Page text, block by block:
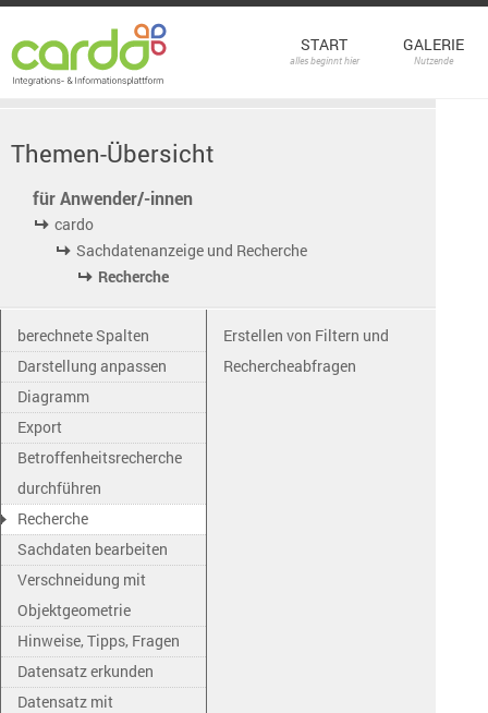
START
alles beginnt hier
GALERIE
Nutzende
Themen-Übersicht
für Anwender/-innen
cardo
Sachdatenanzeige und Recherche
Recherche
berechnete Spalten
Darstellung anpassen
Diagramm
Export
Betroffenheitsrecherche
durchführen
Recherche
Sachdaten bearbeiten
Verschneidung mit
Objektgeometrie
Hinweise, Tipps, Fragen
Datensatz erkunden
Datensatz mit
Erstellen von Filtern und
Rechercheabfragen